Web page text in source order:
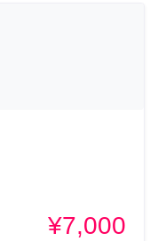
¥7,000